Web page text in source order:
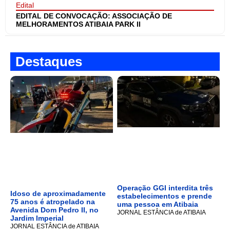
Edital
EDITAL DE CONVOCAÇÃO: ASSOCIAÇÃO DE
MELHORAMENTOS ATIBAIA PARK II
Destaques
Idoso de aproximadamente
75 anos é atropelado na
Avenida Dom Pedro II, no
Jardim Imperial
JORNAL ESTÂNCIA de ATIBAIA
Operação GGI interdita três
estabelecimentos e prende
uma pessoa em Atibaia
JORNAL ESTÂNCIA de ATIBAIA